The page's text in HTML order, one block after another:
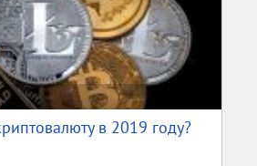
в 2019 году?